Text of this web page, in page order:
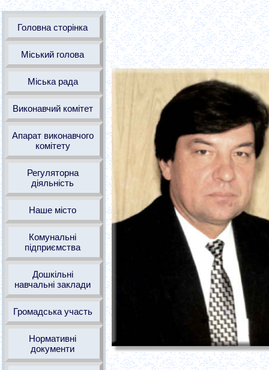
Головна сторінка
Міський голова
Міська рада
Виконавчий комітет
Апарат виконавчого
комітету
Регуляторна
діяльність
Наше місто
Комунальні
підприємства
Дошкільні
навчальні заклади
Громадська участь
Нормативні
документи